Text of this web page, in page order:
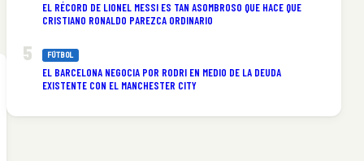
EL RÉCORD DE LIONEL MESSI ES TAN ASOMBROSO QUE HACE QUE
CRISTIANO RONALDO PAREZCA ORDINARIO
FÚTBOL
EL BARCELONA NEGOCIA POR RODRI EN MEDIO DE LA DEUDA
EXISTENTE CON EL MANCHESTER CITY